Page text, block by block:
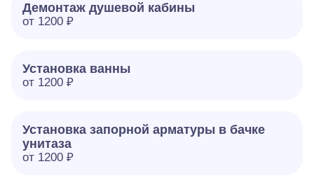
Демонтаж душевой кабины
от 1200 ₽
Установка ванны
от 1200 ₽
Установка запорной арматуры в бачке
унитаза
от 1200 ₽